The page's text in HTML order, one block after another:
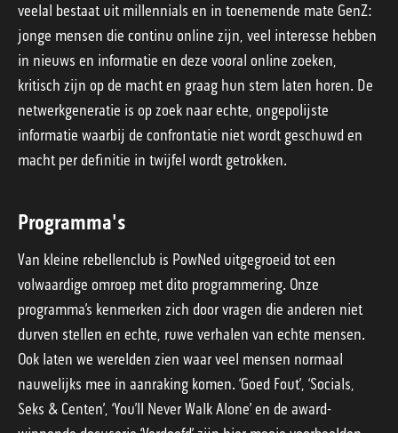
veelal bestaat uit millennials en in toenemende mate GenZ:
jonge mensen die continu online zijn, veel interesse hebben
in nieuws en informatie en deze vooral online zoeken,
kritisch zijn op de macht en graag hun stem laten horen. De
netwerkgeneratie is op zoek naar echte, ongepolijste
informatie waarbij de confrontatie niet wordt geschuwd en
macht per definitie in twijfel wordt getrokken.
Programma's
Van kleine rebellenclub is PowNed uitgegroeid tot een
volwaardige omroep met dito programmering. Onze
programma’s kenmerken zich door vragen die anderen niet
durven stellen en echte, ruwe verhalen van echte mensen.
Ook laten we werelden zien waar veel mensen normaal
nauwelijks mee in aanraking komen. ‘Goed Fout’, ‘Socials,
Seks & Centen’, ‘You’ll Never Walk Alone’ en de award-